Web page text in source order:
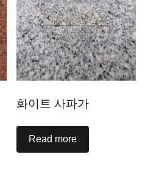
화이트 사파가
Read more